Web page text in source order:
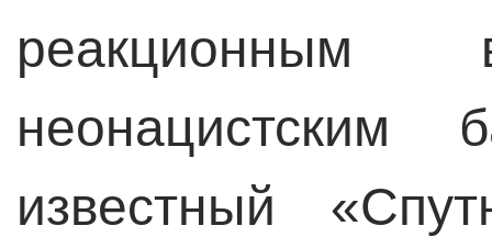
неонацистским
известный